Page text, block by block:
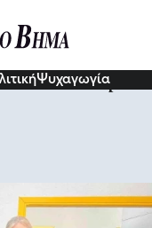
Ψυχαγωγία
η δράση